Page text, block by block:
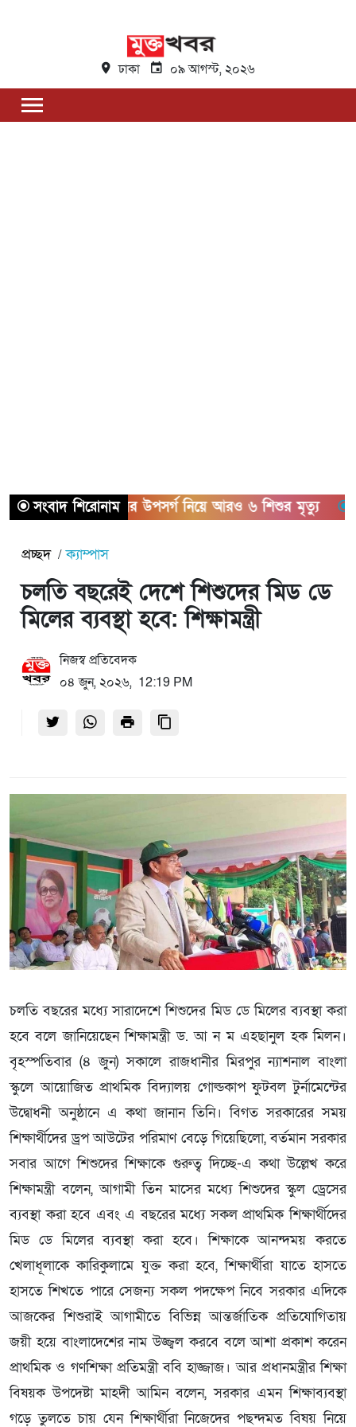
ঢাকা ০৯ আগস্ট, ২০২৬
সংবাদ শিরোনাম
হামের উপসর্গ নিয়ে আরও ৬ শিশুর মৃত্যু কল-
প্রচ্ছদ ক্যাম্পাস
চলতি বছরেই দেশে শিশুদের মিড ডে
মিলের ব্যবস্থা হবে: শিক্ষামন্ত্রী
নিজস্ব প্রতিবেদক
০৪ জুন, ২০২৬, 12:19 PM
চলতি বছরের মধ্যে সারাদেশে শিশুদের মিড ডে মিলের ব্যবস্থা করা
হবে বলে জানিয়েছেন শিক্ষামন্ত্রী ড. আ ন ম এহছানুল হক মিলন।
বৃহস্পতিবার (৪ জুন) সকালে রাজধানীর মিরপুর ন্যাশনাল বাংলা
স্কুলে আয়োজিত প্রাথমিক বিদ্যালয় গোল্ডকাপ ফুটবল টুর্নামেন্টের
উদ্বোধনী অনুষ্ঠানে এ কথা জানান তিনি। বিগত সরকারের সময়
শিক্ষার্থীদের ড্রপ আউটের পরিমাণ বেড়ে গিয়েছিলো, বর্তমান সরকার
সবার আগে শিশুদের শিক্ষাকে গুরুত্ব দিচ্ছে-এ কথা উল্লেখ করে
শিক্ষামন্ত্রী বলেন, আগামী তিন মাসের মধ্যে শিশুদের স্কুল ড্রেসের
ব্যবস্থা করা হবে এবং এ বছরের মধ্যে সকল প্রাথমিক শিক্ষার্থীদের
মিড ডে মিলের ব্যবস্থা করা হবে। শিক্ষাকে আনন্দময় করতে
খেলাধূলাকে কারিকুলামে যুক্ত করা হবে, শিক্ষার্থীরা যাতে হাসতে
হাসতে শিখতে পারে সেজন্য সকল পদক্ষেপ নিবে সরকার এদিকে
আজকের শিশুরাই আগামীতে বিভিন্ন আন্তর্জাতিক প্রতিযোগিতায়
জয়ী হয়ে বাংলাদেশের নাম উজ্জ্বল করবে বলে আশা প্রকাশ করেন
প্রাথমিক ও গণশিক্ষা প্রতিমন্ত্রী ববি হাজ্জাজ। আর প্রধানমন্ত্রীর শিক্ষা
বিষয়ক উপদেষ্টা মাহদী আমিন বলেন, সরকার এমন শিক্ষাব্যবস্থা
গড়ে তুলতে চায় যেন শিক্ষার্থীরা নিজেদের পছন্দমত বিষয় নিয়ে